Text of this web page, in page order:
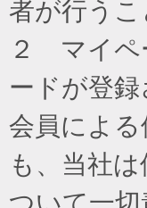
者が行うこ
２ マイペ
ードが登
会員によ
も、当社